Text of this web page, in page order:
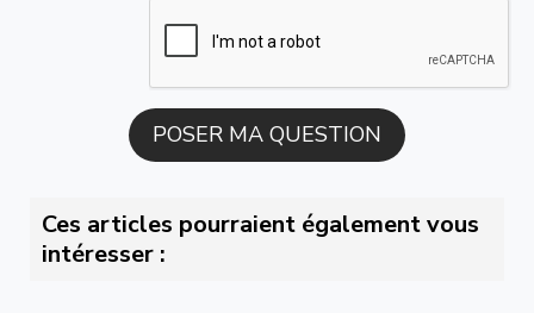
Ces articles pourraient également vous
intéresser :